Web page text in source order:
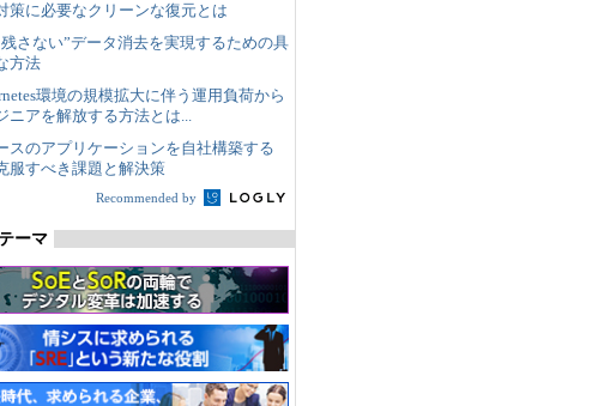
策に必要なクリーンな復元とは
さない”データ消去を実現するための具
方法
環境の規模拡大に伴う運用負荷から
ニアを解放する方法とは...
スのアプリケーションを自社構築する
服すべき課題と解決策
Recommended by
ーマ